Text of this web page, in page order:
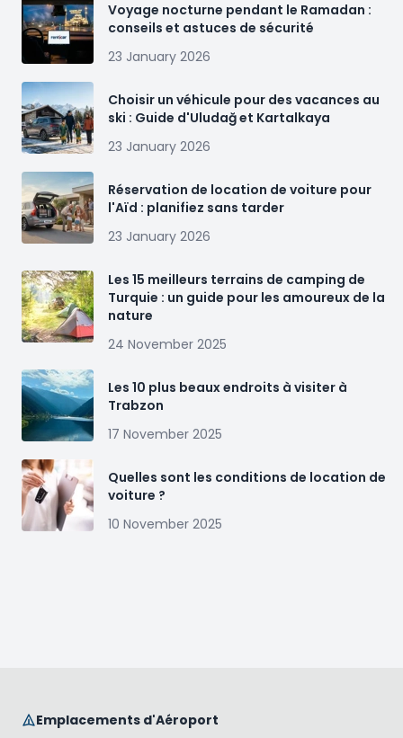
Voyage nocturne pendant le Ramadan :
conseils et astuces de sécurité
23 January 2026
Choisir un véhicule pour des vacances au
ski : Guide d'Uludağ et Kartalkaya
23 January 2026
Réservation de location de voiture pour
l'Aïd : planifiez sans tarder
23 January 2026
Les 15 meilleurs terrains de camping de
Turquie : un guide pour les amoureux de la
nature
24 November 2025
Les 10 plus beaux endroits à visiter à
Trabzon
17 November 2025
Quelles sont les conditions de location de
voiture ?
10 November 2025
Emplacements d'Aéroport